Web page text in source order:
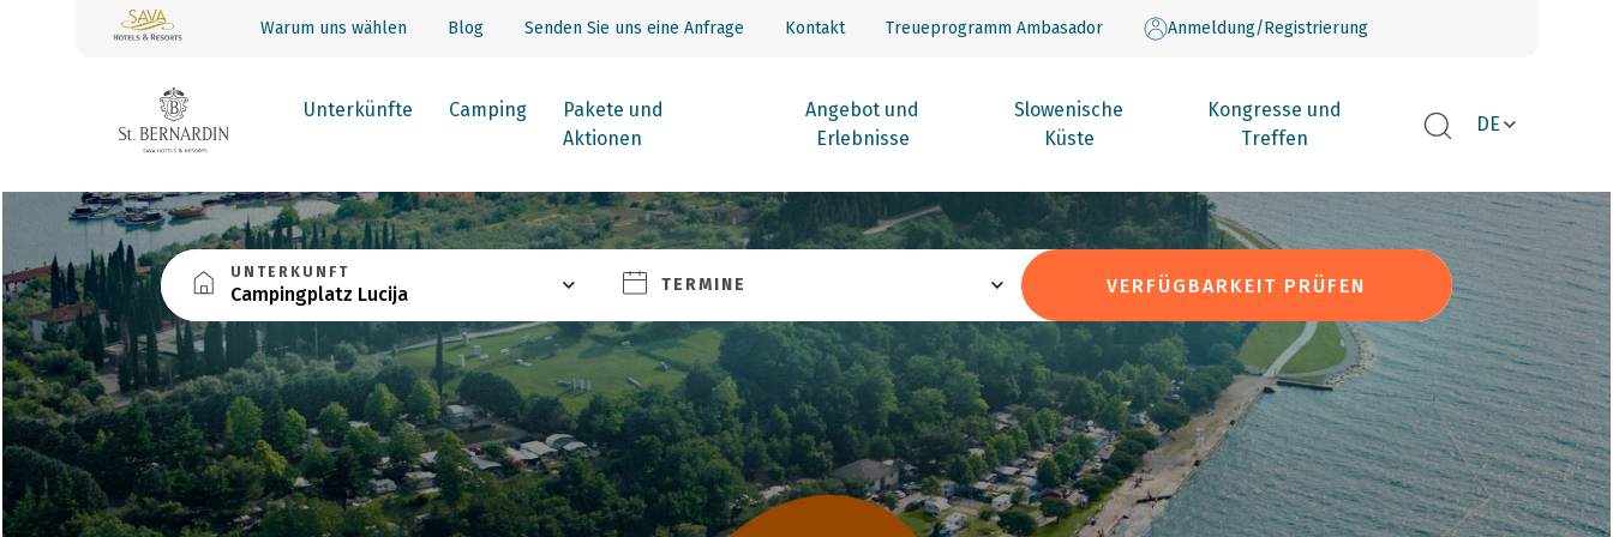
Warum uns wählen Blog Senden Sie uns eine Anfrage Kontakt Treueprogramm Ambasador Anmeldung/Registrierung
Unterkünfte Camping
Pakete und
Aktionen
Angebot und
Erlebnisse
Slowenische
Küste
Kongresse und
Treffen
DE
UNTERKUNFT
Campingplatz Lucija TERMINE VERFÜGBARKEIT PRÜFEN